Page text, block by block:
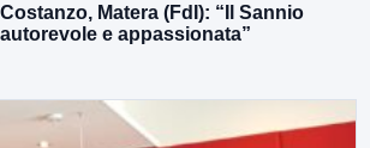
Matera (FdI): “Il Sannio
e appassionata”